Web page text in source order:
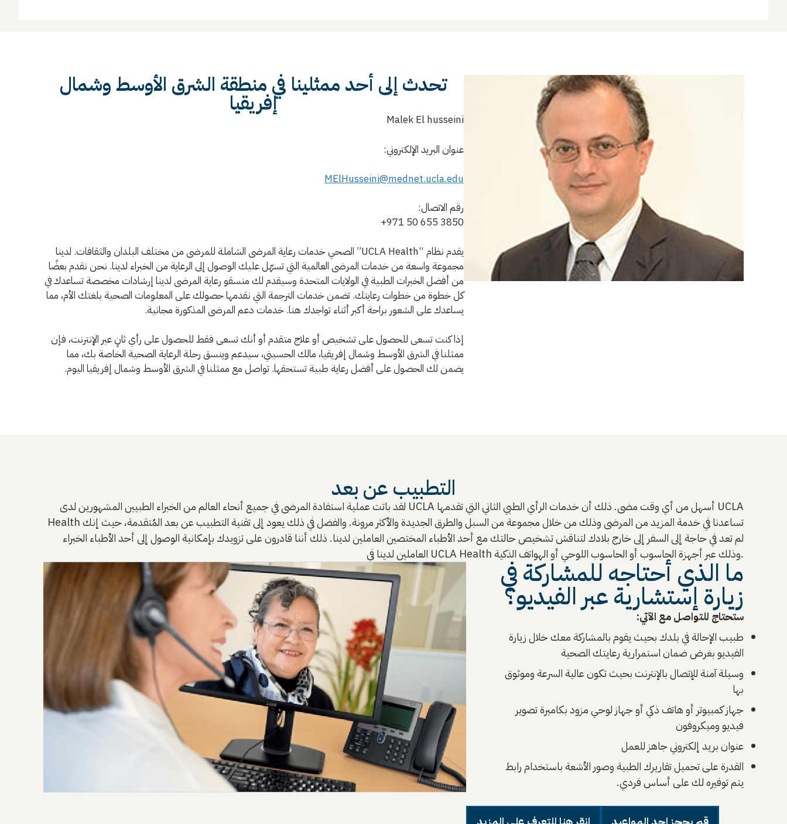
تحدث إلى أحد ممثلينا في منطقة الشرق الأوسط وشمال
إفريقيا
Malek El husseini
عنوان البريد الإلكتروني:
MElHusseini@mednet.ucla.edu
رقم الاتصال:
+971 50 655 3850
يقدم نظام “UCLA Health” الصحي خدمات رعاية المرضى الشاملة للمرضى من مختلف البلدان والثقافات. لدينا
مجموعة واسعة من خدمات المرضى العالمية التي تسهّل عليك الوصول إلى الرعاية من الخبراء لدينا. نحن نقدم بعضًا
من أفضل الخبرات الطبية في الولايات المتحدة وسيقدم لك منسقو رعاية المرضى لدينا إرشادات مخصصة تساعدك في
كل خطوة من خطوات رعايتك. تضمن خدمات الترجمة التي نقدمها حصولك على المعلومات الصحية بلغتك الأم، مما
يساعدك على الشعور براحة أكبر أثناء تواجدك هنا. خدمات دعم المرضى المذكورة مجانية.
إذا كنت تسعى للحصول على تشخيص أو علاج متقدم أو أنك تسعى فقط للحصول على رأي ثانٍ عبر الإنترنت، فإن
ممثلنا في الشرق الأوسط وشمال إفريقيا، مالك الحسيني، سيدعم وينسق رحلة الرعاية الصحية الخاصة بك، مما
يضمن لك الحصول على أفضل رعاية طبية تستحقها. تواصل مع ممثلنا في الشرق الأوسط وشمال إفريقيا اليوم.
التطبيب عن بعد
لقد باتت عملية استفادة المرضى في جميع أنحاء العالم من الخبراء الطبيين المشهورين لدى UCLA أسهل من أي وقت مضى. ذلك أن خدمات الرأي الطبي الثاني التي تقدمها UCLA
Health تساعدنا في خدمة المزيد من المرضى وذلك من خلال مجموعة من السبل والطرق الجديدة والأكثر مرونة. والفضل في ذلك يعود إلى تقنية التطبيب عن بعد المُتقدمة، حيث إنك
لم تعد في حاجة إلى السفر إلى خارج بلادك لتناقش تشخيص حالتك مع أحد الأطباء المختصين العاملين لدينا. ذلك أننا قادرون على تزويدك بإمكانية الوصول إلى أحد الأطباء الخبراء
العاملين لدينا في UCLA Health وذلك عبر أجهزة الحاسوب أو الحاسوب اللوحي أو الهواتف الذكية.
ما الذي أحتاجه للمشاركة في
زيارة إستشارية عبر الفيديو؟
ستحتاج للتواصل مع الآتي:
طبيب الإحالة في بلدك بحيث يقوم بالمشاركة معك خلال زيارة
الفيديو بغرض ضمان استمرارية رعايتك الصحية
وسيلة آمنة للإتصال بالإنترنت بحيث تكون عالية السرعة وموثوق
بها
جهاز كمبيوتر أو هاتف ذكي أو جهاز لوحي مزود بكاميرة تصوير
فيديو وميكروفون
عنوان بريد إلكتروني جاهز للعمل
القدرة على تحميل تقاريرك الطبية وصور الأشعة باستخدام رابط
يتم توفيره لك على أساس فردي.